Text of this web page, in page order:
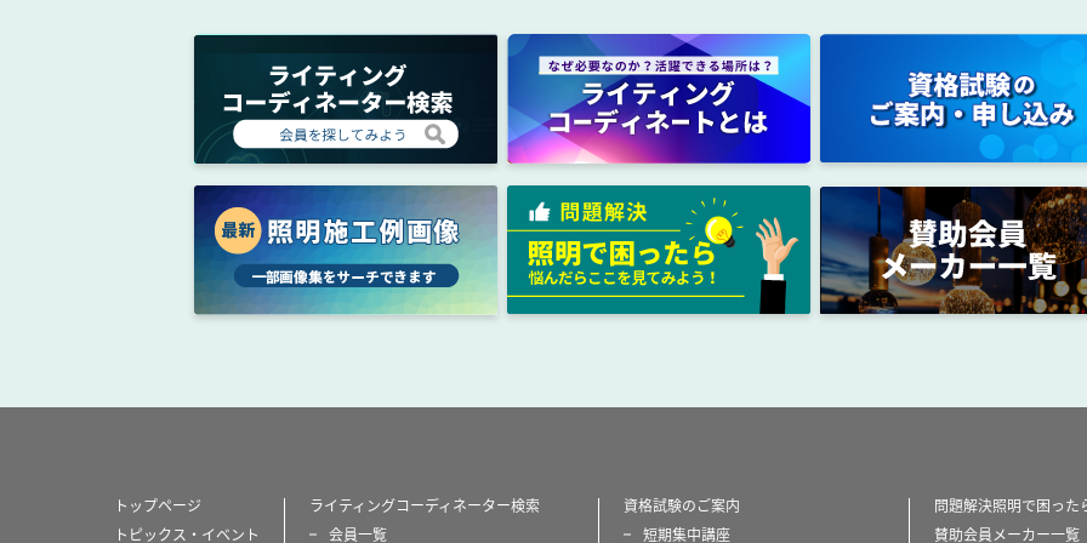
トップページ
トピックス・イベント
ライティングコーディネーター検索
会員一覧
資格試験のご案内
短期集中講座
問題解決照明で困った
賛助会員メーカー一覧